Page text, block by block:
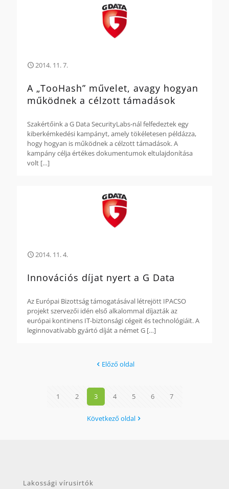
2014. 11. 7.
A „TooHash” művelet, avagy hogyan
működnek a célzott támadások
Szakértőink a G Data SecurityLabs-nál felfedeztek egy
kiberkémkedési kampányt, amely tökéletesen példázza,
hogy hogyan is működnek a célzott támadások. A
kampány célja értékes dokumentumok eltulajdonítása
volt […]
2014. 11. 4.
Innovációs díjat nyert a G Data
Az Európai Bizottság támogatásával létrejött IPACSO
projekt szervezői idén első alkalommal díjazták az
európai kontinens IT-biztonsági cégeit és technológiáit. A
leginnovatívabb gyártó díját a német G […]
Előző oldal
1 2 3 4 5 6 7
Következő oldal
Lakossági vírusirtók